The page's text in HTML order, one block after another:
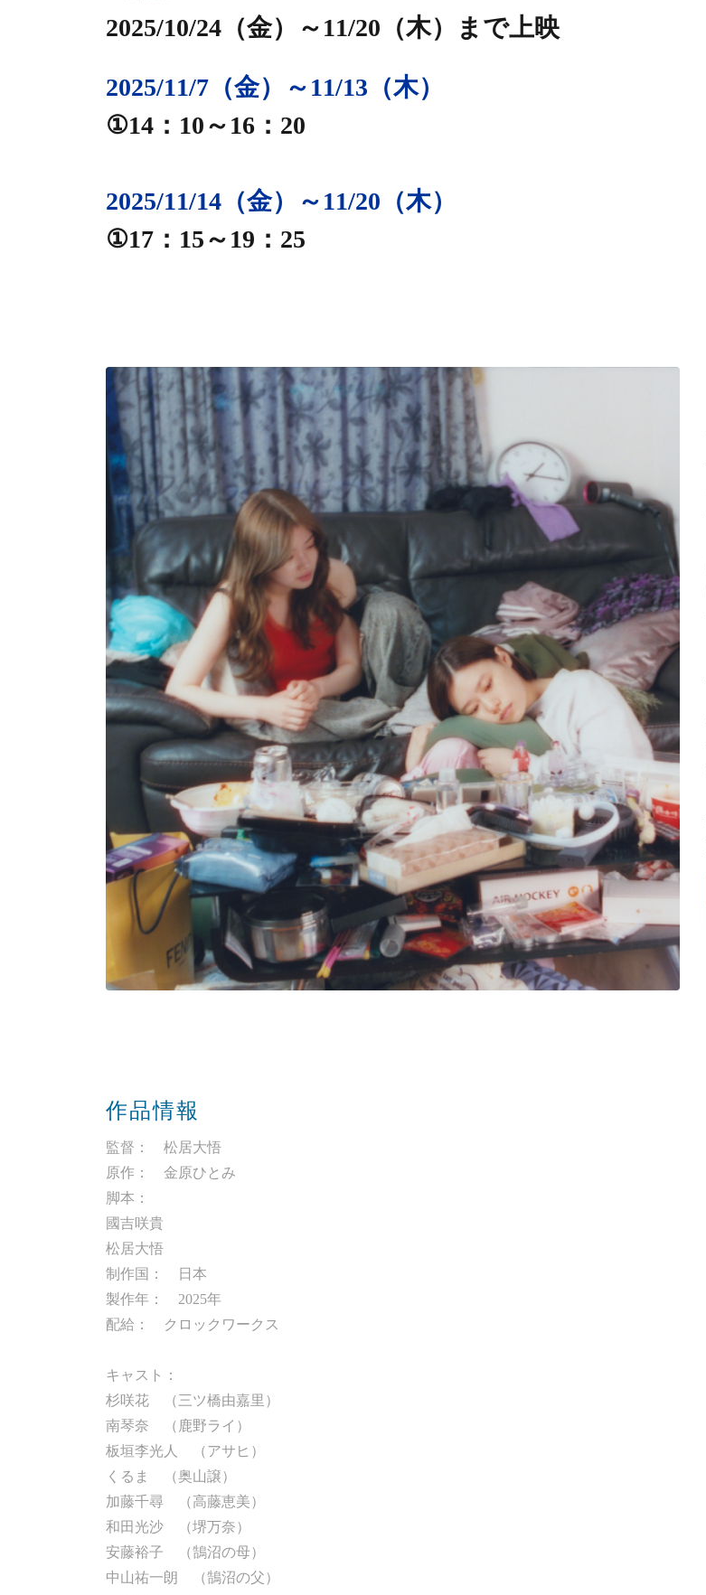
2025/10/24（金）～11/20（木）まで続映決定！
公式HP
2025/10/24（金）～11/20（木）まで上映
2025/11/7（金）～11/13（木）
①14：10～16：20
2025/11/14（金）～11/20（木）
①17：15～19：25
作品情報
監督： 松居大悟
原作： 金原ひとみ
脚本：
國吉咲貴
松居大悟
制作国： 日本
製作年： 2025年
配給： クロックワークス
キャスト：
杉咲花 （三ツ橋由嘉里）
南琴奈 （鹿野ライ）
板垣李光人 （アサヒ）
くるま （奥山譲）
加藤千尋 （高藤恵美）
和田光沙 （堺万奈）
安藤裕子 （鵠沼の母）
中山祐一朗 （鵠沼の父）